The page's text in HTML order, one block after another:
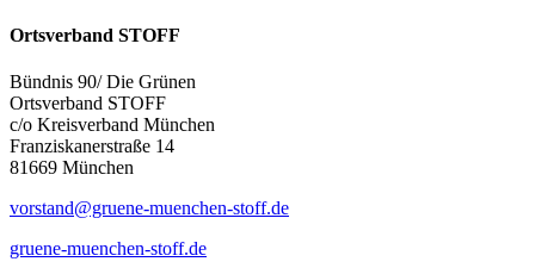
Ortsverband STOFF
Bündnis 90/ Die Grünen
Ortsverband STOFF
c/o Kreisverband München
Franziskanerstraße 14
81669 München
vorstand@gruene-muenchen-stoff.de
gruene-muenchen-stoff.de